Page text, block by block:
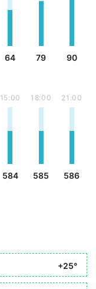
64 79 90
15:00
584
18:00
585
21:00
586
+25°